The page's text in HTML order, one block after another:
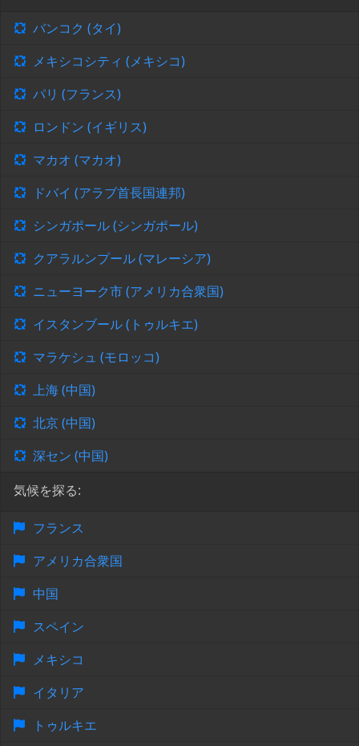
バンコク (タイ)
メキシコシティ (メキシコ)
パリ (フランス)
ロンドン (イギリス)
マカオ (マカオ)
ドバイ (アラブ首長国連邦)
シンガポール (シンガポール)
クアラルンプール (マレーシア)
ニューヨーク市 (アメリカ合衆国)
イスタンブール (トゥルキエ)
マラケシュ (モロッコ)
上海 (中国)
北京 (中国)
深セン (中国)
気候を探る:
フランス
アメリカ合衆国
中国
スペイン
メキシコ
イタリア
トゥルキエ